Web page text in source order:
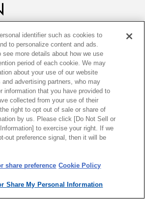
て走り
サラリーマンランナー櫻井大
介が挑む陸上800mの日本一
identifier such as cookies to
to personalize content and ads.
see more details about how we use
period of each cookie. We may
about your use of our website
advertising partners, who may
information that you have provided to
collected from your use of their
right to opt out of sale or share of
by us. Please click [Do Not Sell or
to exercise your right. If we
out preference signal, then it will be
share preference Cookie Policy
Share My Personal Information